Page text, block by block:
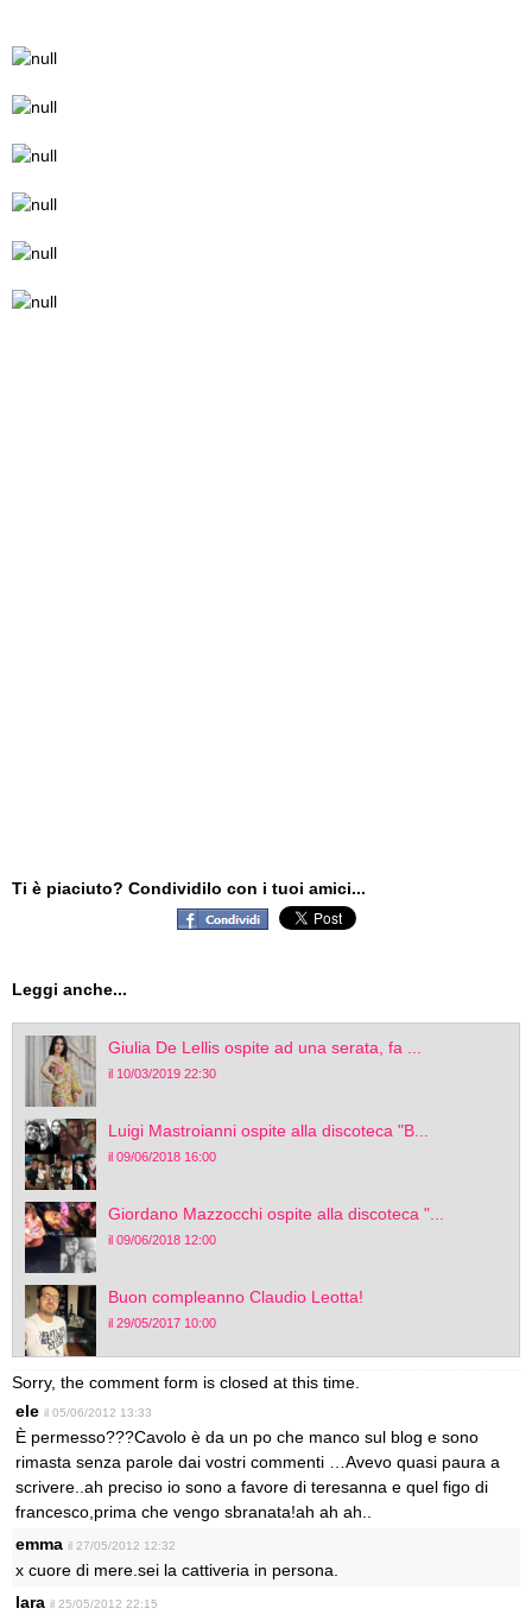
Ti è piaciuto? Condividilo con i tuoi amici...
Leggi anche...
Giulia De Lellis ospite ad una serata, fa ...
il 10/03/2019 22:30
Luigi Mastroianni ospite alla discoteca "B...
il 09/06/2018 16:00
Giordano Mazzocchi ospite alla discoteca "...
il 09/06/2018 12:00
Buon compleanno Claudio Leotta!
il 29/05/2017 10:00
Sorry, the comment form is closed at this time.
ele il 05/06/2012 13:33
È permesso???Cavolo è da un po che manco sul blog e sono
rimasta senza parole dai vostri commenti …Avevo quasi paura a
scrivere..ah preciso io sono a favore di teresanna e quel figo di
francesco,prima che vengo sbranata!ah ah ah..
emma il 27/05/2012 12:32
x cuore di mere.sei la cattiveria in persona.
lara il 25/05/2012 22:15